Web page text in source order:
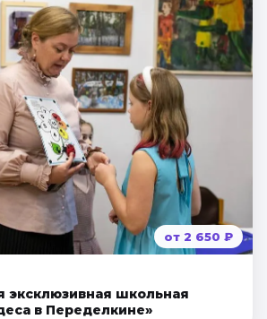
от 2 650 ₽
эксклюзивная школьная
в Переделкине»